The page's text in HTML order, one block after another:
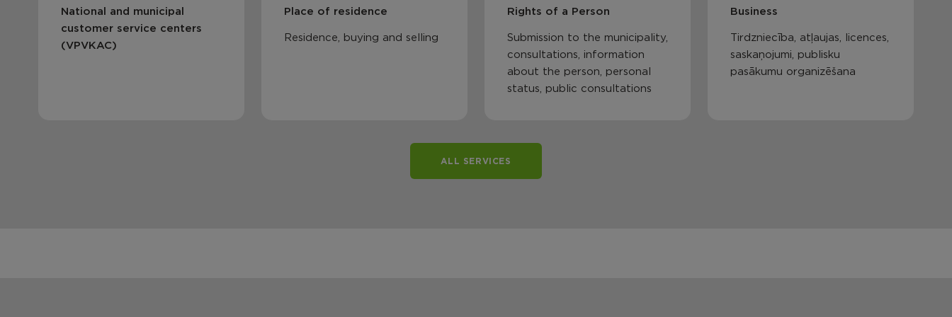
National and municipal
customer service centers
(VPVKAC)
Place of residence
Residence, buying and selling
Rights of a Person
Submission to the municipality,
consultations, information
about the person, personal
status, public consultations
Business
Tirdzniecība, atļaujas, licences,
saskaņojumi, publisku
pasākumu organizēšana
ALL SERVICES